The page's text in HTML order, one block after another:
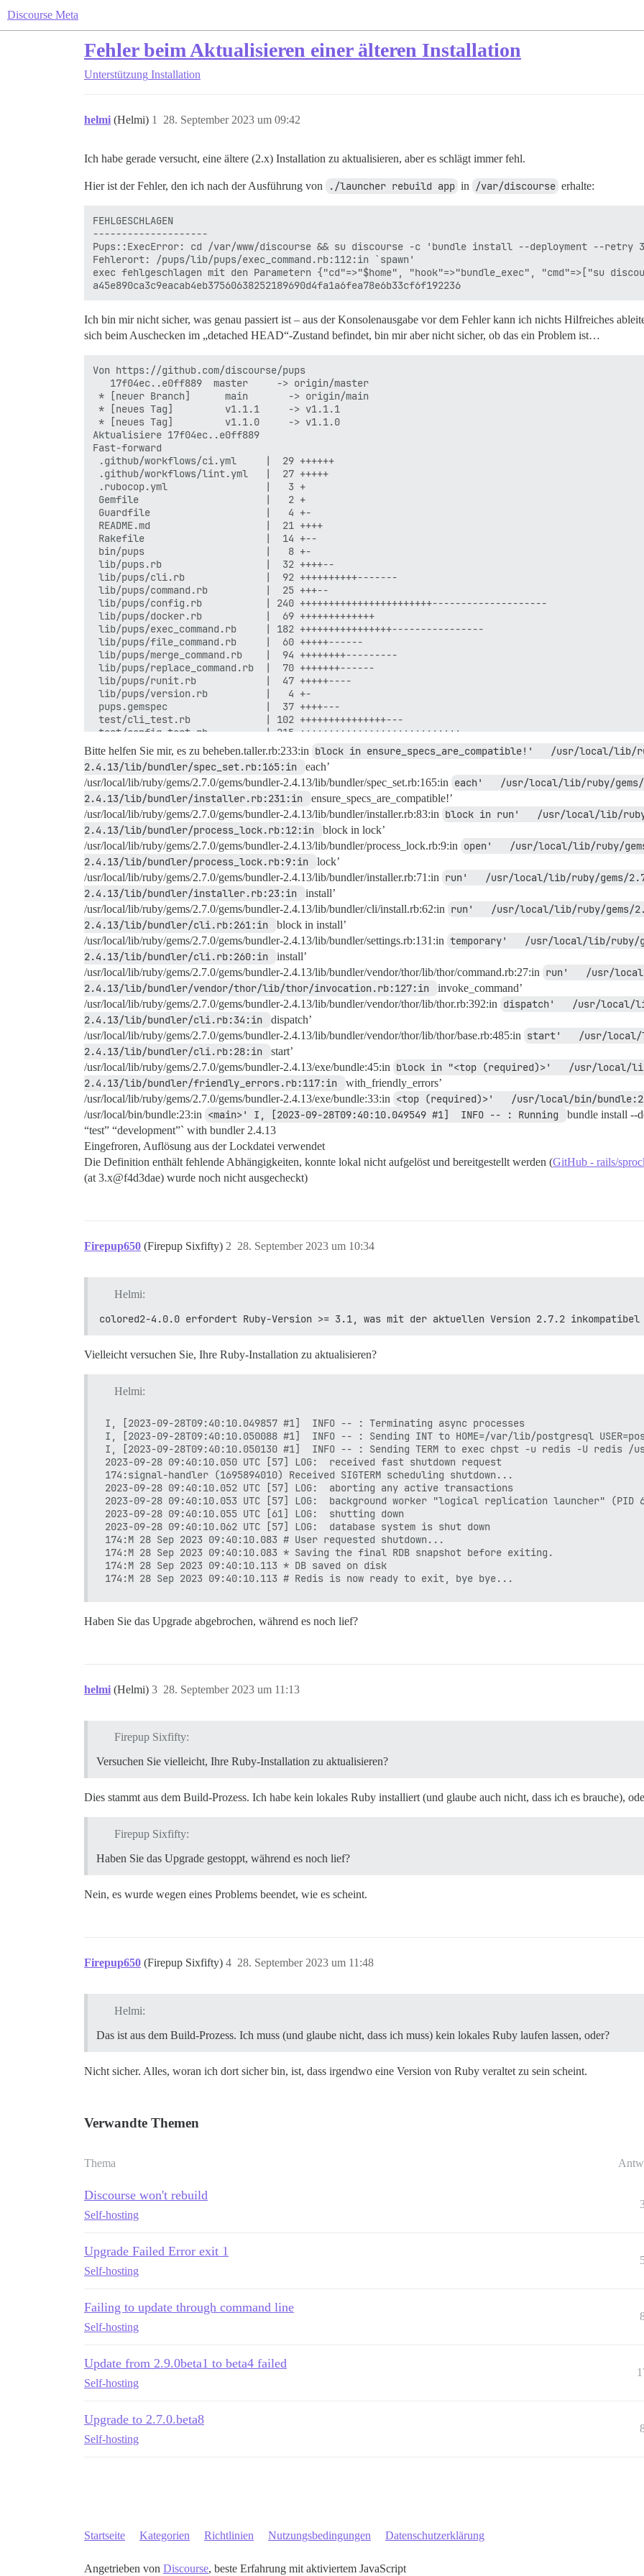
Discourse Meta
Fehler beim Aktualisieren einer älteren Installation
Unterstützung Installation
helmi (Helmi) 28. September 2023 um 09:42
1
Ich habe gerade versucht, eine ältere (2.x) Installation zu aktualisieren, aber es schlägt immer fehl.
Hier ist der Fehler, den ich nach der Ausführung von ./launcher rebuild app in /var/discourse erhalte:
FEHLGESCHLAGEN
--------------------
Pups::ExecError: cd /var/www/discourse && su discourse -c 'bundle install --deployment --
Fehlerort: /pups/lib/pups/exec_command.rb:112:in `spawn'
exec fehlgeschlagen mit den Parametern {"cd"=>"$home", "hook"=>"bundle_exec",
Ich bin mir nicht sicher, was genau passiert ist – aus der Konsolenausgabe vor dem Fehler kann ich nichts Hilfreiches
sich beim Auschecken im „detached HEAD“-Zustand befindet, bin mir aber nicht sicher, ob das ein Problem ist…
Von https://github.com/discourse/pups
   17f04ec..e0ff889  master     -> origin/master
* [neuer Branch]      main       -> origin/main
* [neues Tag]         v1.1.1     -> v1.1.1
* [neues Tag]         v1.1.0     -> v1.1.0
Aktualisiere 17f04ec..e0ff889
Fast-forward
.github/workflows/ci.yml     |  29 ++++++
.github/workflows/lint.yml   |  27 +++++
.rubocop.yml                 |   3 +
Gemfile                      |   2 +
Guardfile                    |   4 +-
README.md                    |  21 ++++
Rakefile                     |  14 +--
bin/pups                     |   8 +-
lib/pups.rb                  |  32 ++++--
lib/pups/cli.rb              |  92 ++++++++++-------
lib/pups/command.rb          |  25 +++--
lib/pups/config.rb           | 240 +++++++++++++++++++++++--------------------
lib/pups/docker.rb           |  69 +++++++++++++
lib/pups/exec_command.rb     | 182 ++++++++++++++++----------------
lib/pups/file_command.rb     |  60 +++++------
lib/pups/merge_command.rb    |  94 ++++++++---------
lib/pups/replace_command.rb  |  70 +++++++------
lib/pups/runit.rb            |  47 +++++----
lib/pups/version.rb          |   4 +-
pups.gemspec                 |  37 ++++---
test/cli_test.rb             | 102 +++++++++++++++---
test/config_test.rb          | 215 ++++++++++++++++++++++++++++----------
test/docker_test.rb          | 157 ++++++++++++++++++++++++++++
test/exec_command_test.rb    |  62 ++++++-----
test/file_command_test.rb    |  17 ++-
test/merge_command_test.rb   |  64 ++++++------
test/replace_command_test.rb |  86 ++++++++--------
test/test_helper.rb          |   2 +
28 Dateien geändert, 1158 Einfügungen(+), 607 Löschungen(-)
erstellt mode 100644 .github/workflows/ci.yml
erstellt mode 100644 .github/workflows/lint.yml
erstellt mode 100644 .rubocop.yml
erstellt mode 100644 lib/pups/docker.rb
erstellt mode 100644 test/docker_test.rb
Hinweis: Auschecken von 'v1.0.3'.
Du befindest dich im „detached HEAD“-Zustand. Du kannst dich umsehen, experimentelle
Änderungen vornehmen und diese committen, und du kannst alle Commits, die du in diesem
Zustand erstellst, verwerfen, ohne dass dies Auswirkungen auf andere Branches hat, indem du ein
Checkout durchführst.
Wenn du einen neuen Branch erstellen möchtest, um die von dir erstellten Commits zu behalten,
du dies (jetzt oder später) tun, indem du -b mit dem checkout-Befehl erneut verwendest.
  git checkout -b <new-branch-name>
HEAD Bei meinem Update ist ein Fehler aufgetreten
```ruby
api_key = "a quick brown fox"
Bitte helfen Sie mir, es zu beheben.taller.rb:233:in block in ensure_specs_are_compatible!'   /usr/local/lib/
2.4.13/lib/bundler/spec_set.rb:165:in
each’
/usr/local/lib/ruby/gems/2.7.0/gems/bundler-2.4.13/lib/bundler/spec_set.rb:165:in each'   /usr/local/lib/ruby/gems/
2.4.13/lib/bundler/installer.rb:231:in
ensure_specs_are_compatible!’
/usr/local/lib/ruby/gems/2.7.0/gems/bundler-2.4.13/lib/bundler/installer.rb:83:in block in run'   /usr/local/lib/ruby/
2.4.13/lib/bundler/process_lock.rb:12:in
block in lock’
/usr/local/lib/ruby/gems/2.7.0/gems/bundler-2.4.13/lib/bundler/process_lock.rb:9:in open'   /usr/local/lib/ruby/
2.4.13/lib/bundler/process_lock.rb:9:in
lock’
/usr/local/lib/ruby/gems/2.7.0/gems/bundler-2.4.13/lib/bundler/installer.rb:71:in run'   /usr/local/lib/ruby/gems/
2.4.13/lib/bundler/installer.rb:23:in
install’
/usr/local/lib/ruby/gems/2.7.0/gems/bundler-2.4.13/lib/bundler/cli/install.rb:62:in run'   /usr/local/lib/ruby/gems/
2.4.13/lib/bundler/cli.rb:261:in
block in install’
/usr/local/lib/ruby/gems/2.7.0/gems/bundler-2.4.13/lib/bundler/settings.rb:131:in temporary'   /usr/local/lib/ruby/
2.4.13/lib/bundler/cli.rb:260:in
install’
/usr/local/lib/ruby/gems/2.7.0/gems/bundler-2.4.13/lib/bundler/vendor/thor/lib/thor/command.rb:27:in run'   /usr/local/
2.4.13/lib/bundler/vendor/thor/lib/thor/invocation.rb:127:in
invoke_command’
/usr/local/lib/ruby/gems/2.7.0/gems/bundler-2.4.13/lib/bundler/vendor/thor/lib/thor.rb:392:in dispatch'   /usr/local/
2.4.13/lib/bundler/cli.rb:34:in
dispatch’
/usr/local/lib/ruby/gems/2.7.0/gems/bundler-2.4.13/lib/bundler/vendor/thor/lib/thor/base.rb:485:in start'   /usr/local/
2.4.13/lib/bundler/cli.rb:28:in
start’
/usr/local/lib/ruby/gems/2.7.0/gems/bundler-2.4.13/exe/bundle:45:in block in "<top (required)>'   /usr/local/lib/
2.4.13/lib/bundler/friendly_errors.rb:117:in
with_friendly_errors’
/usr/local/lib/ruby/gems/2.7.0/gems/bundler-2.4.13/exe/bundle:33:in <top (required)>'   /usr/local/bin/
/usr/local/bin/bundle:23:in <main>' I, [2023-09-28T09:40:10.049549 #1]  INFO -- : Running
bundle install --
“test” “development”` with bundler 2.4.13
Eingefroren, Auflösung aus der Lockdatei verwendet
Die Definition enthält fehlende Abhängigkeiten, konnte lokal nicht aufgelöst und bereitgestellt werden (GitHub - rails/
(at 3.x@f4d3dae) wurde noch nicht ausgecheckt)
Firepup650 (Firepup Sixfifty) 28. September 2023 um 10:34
2
Helmi:
colored2-4.0.0 erfordert Ruby-Version >= 3.1, was mit der aktuellen Version 2.7.2
Vielleicht versuchen Sie, Ihre Ruby-Installation zu aktualisieren?
Helmi:
I, [2023-09-28T09:40:10.049857 #1]  INFO -- : Terminating async processes
I, [2023-09-28T09:40:10.050088 #1]  INFO -- : Sending INT to HOME=/var/lib/postgresql
I, [2023-09-28T09:40:10.050130 #1]  INFO -- : Sending TERM to exec chpst -u redis -U
2023-09-28 09:40:10.050 UTC [57] LOG:  received fast shutdown request
174:signal-handler (1695894010) Received SIGTERM scheduling shutdown...
2023-09-28 09:40:10.052 UTC [57] LOG:  aborting any active transactions
2023-09-28 09:40:10.053 UTC [57] LOG:  background worker "logical replication launcher"
2023-09-28 09:40:10.055 UTC [61] LOG:  shutting down
2023-09-28 09:40:10.062 UTC [57] LOG:  database system is shut down
174:M 28 Sep 2023 09:40:10.083 # User requested shutdown...
174:M 28 Sep 2023 09:40:10.083 * Saving the final RDB snapshot before exiting.
174:M 28 Sep 2023 09:40:10.113 * DB saved on disk
Haben Sie das Upgrade abgebrochen, während es noch lief?
helmi (Helmi) 28. September 2023 um 11:13
3
Firepup Sixfifty:
Versuchen Sie vielleicht, Ihre Ruby-Installation zu aktualisieren?
Dies stammt aus dem Build-Prozess. Ich habe kein lokales Ruby installiert (und glaube auch nicht, dass ich es brauche),
Firepup Sixfifty:
Haben Sie das Upgrade gestoppt, während es noch lief?
Nein, es wurde wegen eines Problems beendet, wie es scheint.
Firepup650 (Firepup Sixfifty) 28. September 2023 um 11:48
4
Helmi:
Das ist aus dem Build-Prozess. Ich muss (und glaube nicht, dass ich muss) kein lokales Ruby laufen lassen, oder?
Nicht sicher. Alles, woran ich dort sicher bin, ist, dass irgendwo eine Version von Ruby veraltet zu sein scheint.
Verwandte Themen
Thema
Discourse won't rebuild
Self-hosting
Upgrade Failed Error exit 1
Self-hosting
Failing to update through command line
Self-hosting
Update from 2.9.0beta1 to beta4 failed
Self-hosting
Upgrade to 2.7.0.beta8
Self-hosting
Startseite Kategorien Richtlinien Nutzungsbedingungen Datenschutzerklärung
Angetrieben von Discourse, beste Erfahrung mit aktiviertem JavaScript